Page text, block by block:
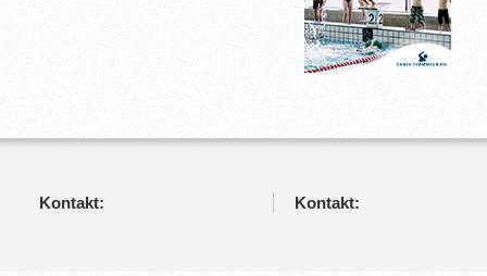
Kontakt: Kontakt: